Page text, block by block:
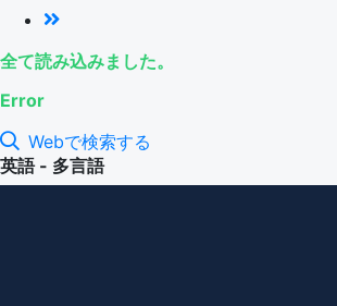
全て読み込みました。
Error
Webで検索する
英語 - 多言語